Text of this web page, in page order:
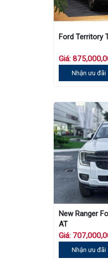
Ford Territory
Giá:
Nhận ưu đãi
New Ranger
AT
Giá:
Nhận ưu đãi